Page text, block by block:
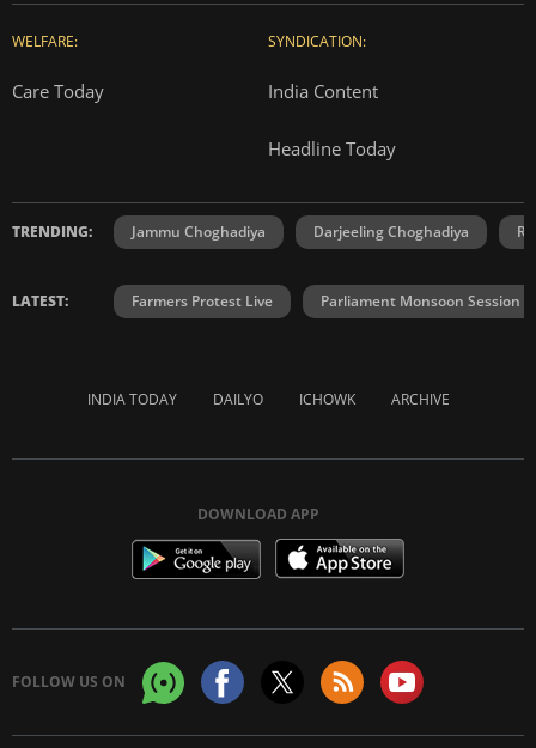
WELFARE:
Care Today
SYNDICATION:
India Content
Headline Today
TRENDING: Jammu Choghadiya Darjeeling Choghadiya
LATEST: Farmers Protest Live Parliament Monsoon Session
INDIA TODAY DAILYO ICHOWK ARCHIVE
DOWNLOAD APP
FOLLOW US ON